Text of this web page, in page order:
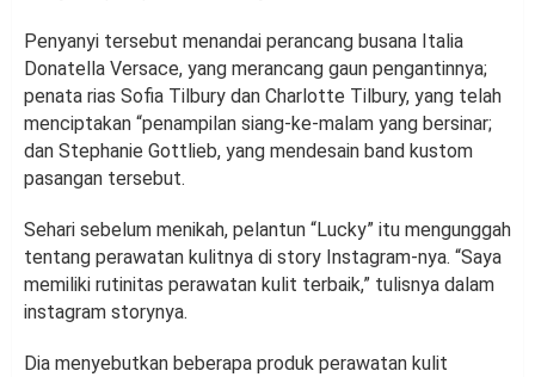
Penyanyi tersebut menandai perancang busana Italia
Donatella Versace, yang merancang gaun pengantinnya;
penata rias Sofia Tilbury dan Charlotte Tilbury, yang telah
menciptakan “penampilan siang-ke-malam yang bersinar;
dan Stephanie Gottlieb, yang mendesain band kustom
pasangan tersebut.
Sehari sebelum menikah, pelantun “Lucky” itu mengunggah
tentang perawatan kulitnya di story Instagram-nya. “Saya
memiliki rutinitas perawatan kulit terbaik,” tulisnya dalam
instagram storynya.
Dia menyebutkan beberapa produk perawatan kulit